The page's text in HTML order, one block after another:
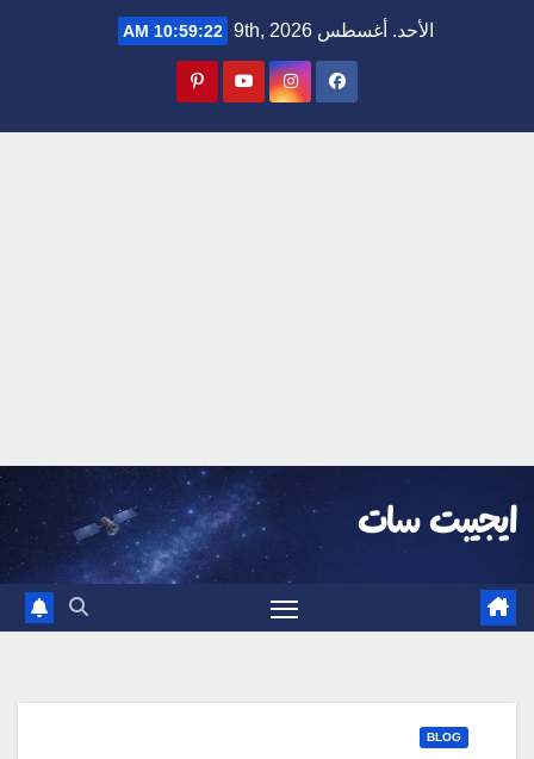
الأحد. أغسطس 9th, 2026 10:59:23 AM
ايجيبت سات
BLOG